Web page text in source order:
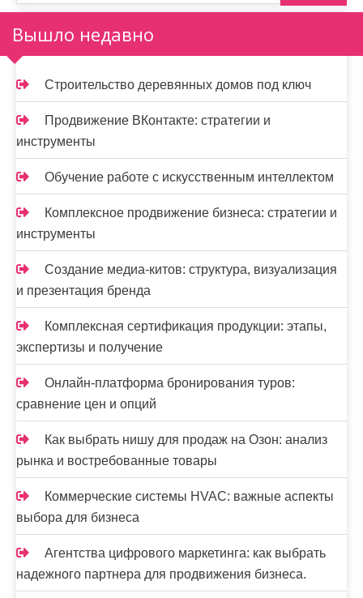
Вышло недавно
Строительство деревянных домов под ключ
Продвижение ВКонтакте: стратегии и
инструменты
Обучение работе с искусственным интеллектом
Комплексное продвижение бизнеса: стратегии и
инструменты
Создание медиа-китов: структура, визуализация
и презентация бренда
Комплексная сертификация продукции: этапы,
экспертизы и получение
Онлайн-платформа бронирования туров:
сравнение цен и опций
Как выбрать нишу для продаж на Озон: анализ
рынка и востребованные товары
Коммерческие системы HVAC: важные аспекты
выбора для бизнеса
Агентства цифрового маркетинга: как выбрать
надежного партнера для продвижения бизнеса.